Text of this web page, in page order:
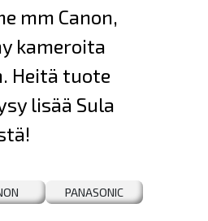
mm Canon,
kameroita
Heitä tuote
lisää Sula
PANASONIC